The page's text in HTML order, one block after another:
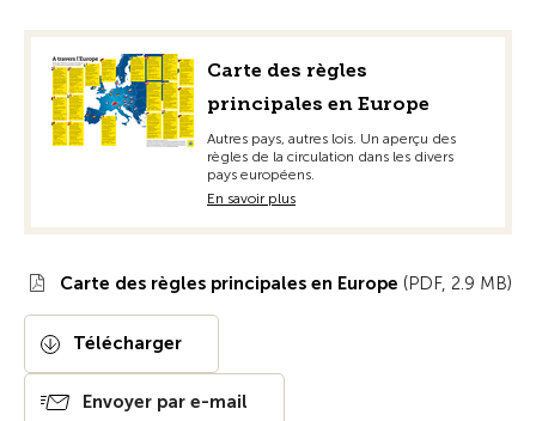
Carte des règles
principales en Europe
Autres pays, autres lois. Un aperçu des
règles de la circulation dans les divers
pays européens.
En savoir plus
Carte des règles principales en Europe (PDF, 2.9 MB)
Télécharger
Envoyer par e-mail